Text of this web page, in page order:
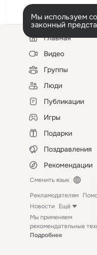
Мы используем
законный
Левая
колонкаГлавная
Видео
Группы
Люди
Публикации
Игры
Подарки
Поздравления
Рекомендации
Сменить язык
Рекламодателям
Новости Ещё
Мы применяем
рекомендательные
Подробнее